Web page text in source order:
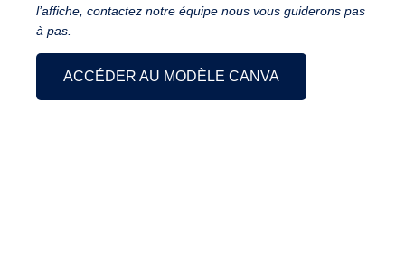
l’affiche, contactez notre équipe nous vous guiderons pas
à pas.
ACCÉDER AU MODÈLE CANVA